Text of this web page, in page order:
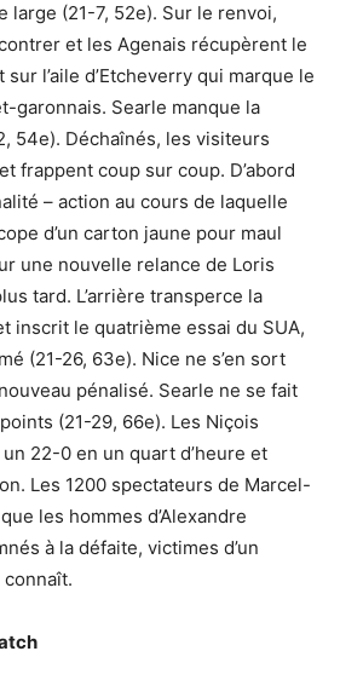
large (21-7, 52e). Sur le renvoi,
et les Agenais récupèrent le
l’aile d’Etcheverry qui marque le
garonnais. Searle manque la
54e). Déchaînés, les visiteurs
frappent coup sur coup. D’abord
– action au cours de laquelle
d’un carton jaune pour maul
une nouvelle relance de Loris
tard. L’arrière transperce la
inscrit le quatrième essai du SUA,
(21-26, 63e). Nice ne s’en sort
pénalisé. Searle ne se fait
(21-29, 66e). Les Niçois
22-0 en un quart d’heure et
Les 1200 spectateurs de Marcel-
les hommes d’Alexandre
à la défaite, victimes d’un